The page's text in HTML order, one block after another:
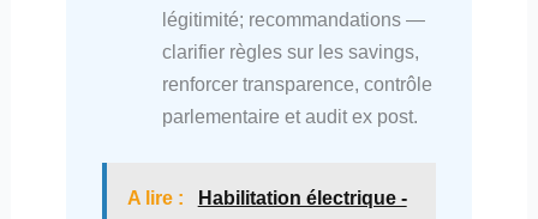
légitimité; recommandations —
clarifier règles sur les savings,
renforcer transparence, contrôle
parlementaire et audit ex post.
A lire :
Habilitation électrique -